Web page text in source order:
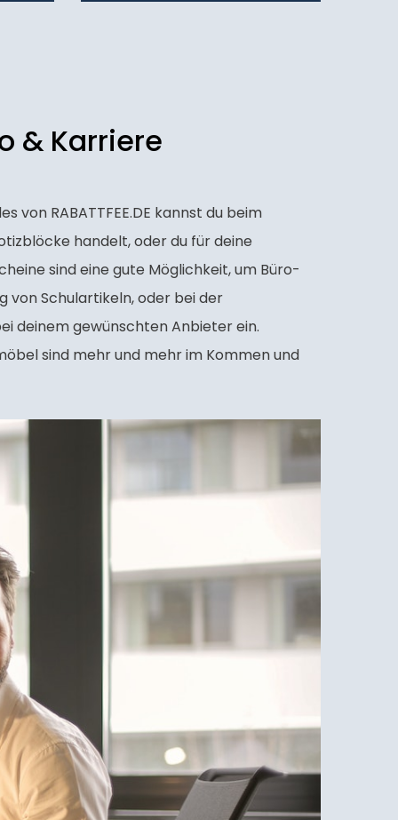
& Karriere
von RABATTFEE.DE kannst du beim
handelt, oder du für deine
sind eine gute Möglichkeit, um Büro-
von Schulartikeln, oder bei der
deinem gewünschten Anbieter ein.
sind mehr und mehr im Kommen und